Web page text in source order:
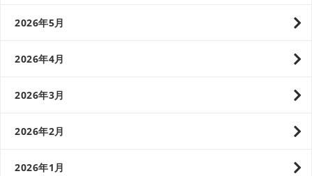
2026年5月
2026年4月
2026年3月
2026年2月
2026年1月